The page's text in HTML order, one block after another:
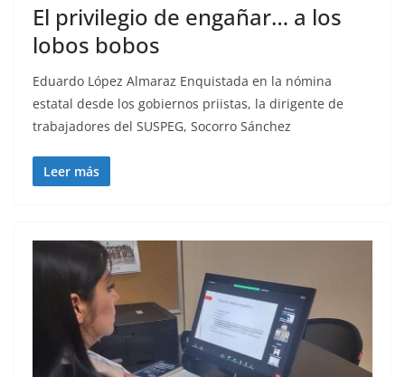
El privilegio de engañar… a los
lobos bobos
Eduardo López Almaraz Enquistada en la nómina
estatal desde los gobiernos priistas, la dirigente de
trabajadores del SUSPEG, Socorro Sánchez
Leer más